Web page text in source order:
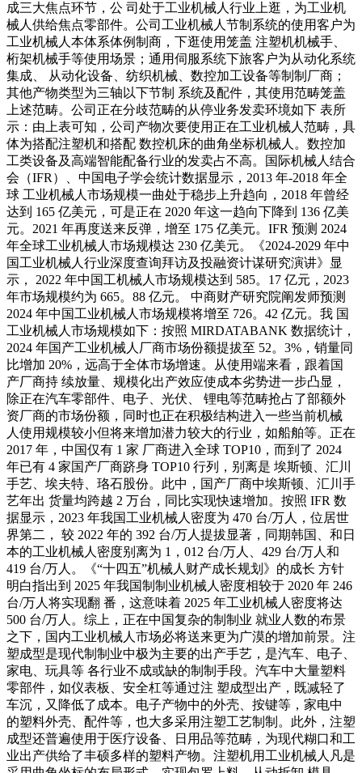
成三大焦点环节，公 司处于工业机械人行业上逛，为工业机
械人供给焦点零部件。公司工业机械人节制系统的使用客户为
工业机械人本体系体例制商，下逛使用笼盖 注塑机机械手、
桁架机械手等使用场景；通用伺服系统下旅客户为从动化系统
集成、 从动化设备、纺织机械、数控加工设备等制制厂商；
其他产物类型为三轴以下节制 系统及配件，其使用范畴笼盖
上述范畴。公司正在分歧范畴的从停业务发卖环境如下 表所
示：由上表可知，公司产物次要使用正在工业机械人范畴，具
体为搭配注塑机和搭配 数控机床的曲角坐标机械人。数控加
工类设备及高端智能配备行业的发卖占不高。国际机械人结合
会（IFR）、中国电子学会统计数据显示，2013 年-2018 年全
球 工业机械人市场规模一曲处于稳步上升趋向，2018 年曾经
达到 165 亿美元，可是正在 2020 年这一趋向下降到 136 亿美
元。2021 年再度送来反弹，增至 175 亿美元。IFR 预测 2024
年全球工业机械人市场规模达 230 亿美元。《2024-2029 年中
国工业机械人行业深度查询拜访及投融资计谋研究演讲》显
示， 2022 年中国工机械人市场规模达到 585。17 亿元，2023
年市场规模约为 665。88 亿元。 中商财产研究院阐发师预测
2024 年中国工业机械人市场规模将增至 726。42 亿元。我 国
工业机械人市场规模如下：按照 MIRDATABANK 数据统计，
2024 年国产工业机械人厂商市场份额提拔至 52。3%，销量同
比增加 20%，远高于全体市场增速。从使用端来看，跟着国
产厂商持 续放量、规模化出产效应使成本劣势进一步凸显，
除正在汽车零部件、电子、光伏、 锂电等范畴抢占了部额外
资厂商的市场份额，同时也正在积极结构进入一些当前机械
人使用规模较小但将来增加潜力较大的行业，如船舶等。正在
2017 年，中国仅有 1 家 厂商进入全球 TOP10，而到了 2024
年已有 4 家国产厂商跻身 TOP10 行列，别离是 埃斯顿、汇川
手艺、埃夫特、珞石股份。此中，国产厂商中埃斯顿、汇川手
艺年出 货量均跨越 2 万台，同比实现快速增加。按照 IFR 数
据显示，2023 年我国工业机械人密度为 470 台/万人，位居世
界第二， 较 2022 年的 392 台/万人提拔显著，同期韩国、和日
本的工业机械人密度别离为 1，012 台/万人、429 台/万人和
419 台/万人。《“十四五”机械人财产成长规划》的成长 方针
明白指出到 2025 年我国制制业机械人密度相较于 2020 年 246
台/万人将实现翻 番，这意味着 2025 年工业机械人密度将达
500 台/万人。综上，正在中国复杂的制制业 就业人数的布景
之下，国内工业机械人市场必将送来更为广漠的增加前景。注
塑成型是现代制制业中极为主要的出产手艺，是汽车、电子、
家电、玩具等 各行业不成或缺的制制手段。汽车中大量塑料
零部件，如仪表板、安全杠等通过注 塑成型出产，既减轻了
车沉，又降低了成本。电子产物中的外壳、按键等，家电中
的塑料外壳、配件等，也大多采用注塑工艺制制。此外，注塑
成型还普遍使用于医疗设备、日用品等范畴，为现代糊口和工
业出产供给了丰硕多样的塑料产物。注塑机用工业机械人凡是